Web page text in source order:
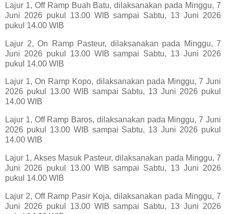
Lajur 1, Off Ramp Buah Batu, dilaksanakan pada Minggu, 7
Juni 2026 pukul 13.00 WIB sampai Sabtu, 13 Juni 2026
pukul 14.00 WIB
Lajur 2, On Ramp Pasteur, dilaksanakan pada Minggu, 7
Juni 2026 pukul 13.00 WIB sampai Sabtu, 13 Juni 2026
pukul 14.00 WIB
Lajur 1, On Ramp Kopo, dilaksanakan pada Minggu, 7 Juni
2026 pukul 13.00 WIB sampai Sabtu, 13 Juni 2026 pukul
14.00 WIB
Lajur 1, Off Ramp Baros, dilaksanakan pada Minggu, 7 Juni
2026 pukul 13.00 WIB sampai Sabtu, 13 Juni 2026 pukul
14.00 WIB
Lajur 1, Akses Masuk Pasteur, dilaksanakan pada Minggu, 7
Juni 2026 pukul 13.00 WIB sampai Sabtu, 13 Juni 2026
pukul 14.00 WIB
Lajur 2, Off Ramp Pasir Koja, dilaksanakan pada Minggu, 7
Juni 2026 pukul 13.00 WIB sampai Sabtu, 13 Juni 2026